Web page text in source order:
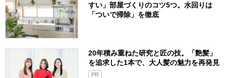
すい」部屋づくりのコツ5つ。水回りは
「ついで掃除」を徹底
20年積み重ねた研究と匠の技。「艶髪」
を追求した1本で、大人髪の魅力を再発見
PR